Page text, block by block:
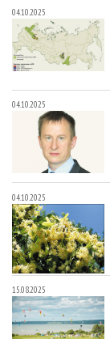
04.10.2025
04.10.2025
04.10.2025
15.08.2025